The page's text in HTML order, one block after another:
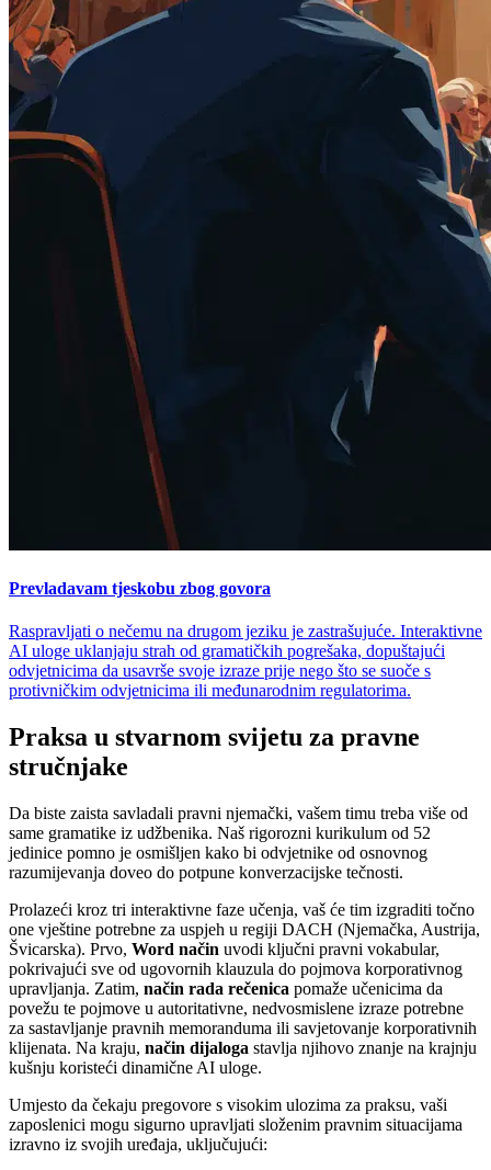
Prevladavam tjeskobu zbog govora
Raspravljati o nečemu na drugom jeziku je zastrašujuće. Interaktivne
AI uloge uklanjaju strah od gramatičkih pogrešaka, dopuštajući
odvjetnicima da usavrše svoje izraze prije nego što se suoče s
protivničkim odvjetnicima ili međunarodnim regulatorima.
Praksa u stvarnom svijetu za pravne
stručnjake
Da biste zaista savladali pravni njemački, vašem timu treba više od
same gramatike iz udžbenika. Naš rigorozni kurikulum od 52
jedinice pomno je osmišljen kako bi odvjetnike od osnovnog
razumijevanja doveo do potpune konverzacijske tečnosti.
Prolazeći kroz tri interaktivne faze učenja, vaš će tim izgraditi točno
one vještine potrebne za uspjeh u regiji DACH (Njemačka, Austrija,
Švicarska). Prvo, Word način uvodi ključni pravni vokabular,
pokrivajući sve od ugovornih klauzula do pojmova korporativnog
upravljanja. Zatim, način rada rečenica pomaže učenicima da
povežu te pojmove u autoritativne, nedvosmislene izraze potrebne
za sastavljanje pravnih memoranduma ili savjetovanje korporativnih
klijenata. Na kraju, način dijaloga stavlja njihovo znanje na krajnju
kušnju koristeći dinamične AI uloge.
Umjesto da čekaju pregovore s visokim ulozima za praksu, vaši
zaposlenici mogu sigurno upravljati složenim pravnim situacijama
izravno iz svojih uređaja, uključujući: